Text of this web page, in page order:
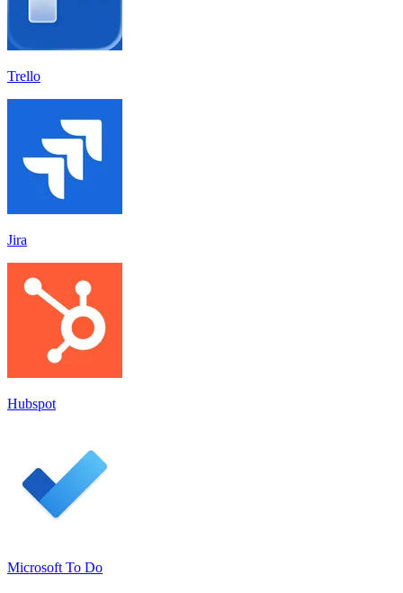
Trello
Jira
Hubspot
Microsoft To Do